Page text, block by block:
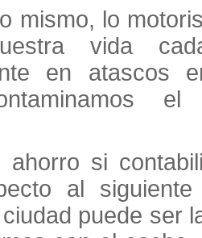
mismo, lo
vida
en atascos
el
ahorro si
al
puede ser